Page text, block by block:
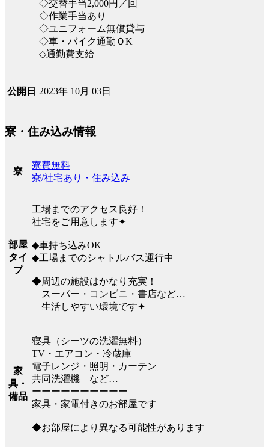
◇交替手当2,000円／回
◇作業手当あり
◇ユニフォーム無償貸与
◇車・バイク通勤ＯK
◇通勤費支給
公開日 2023年 10月 03日
寮・住み込み情報
寮
寮費無料
寮/社宅あり・住み込み
部屋
タイ
プ
工場までのアクセス良好！
社宅をご用意します✦
◆車持ち込みOK
◆工場までのシャトルバス運行中
◆周辺の施設はかなり充実！
スーパー・コンビニ・書店など…
生活しやすい環境です✦
家
具・
備品
寝具（シーツの洗濯無料）
TV・エアコン・冷蔵庫
電子レンジ・照明・カーテン
共同洗濯機 など…
ーーーーーーーーーー
家具・家電付きのお部屋です
◆お部屋により異なる可能性があります